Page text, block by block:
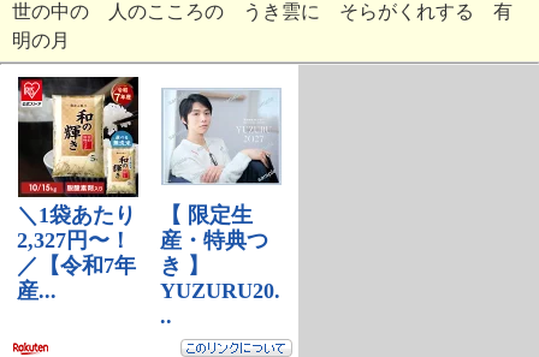
世の中の 人のこころの うき雲に そらがくれする 有
明の月